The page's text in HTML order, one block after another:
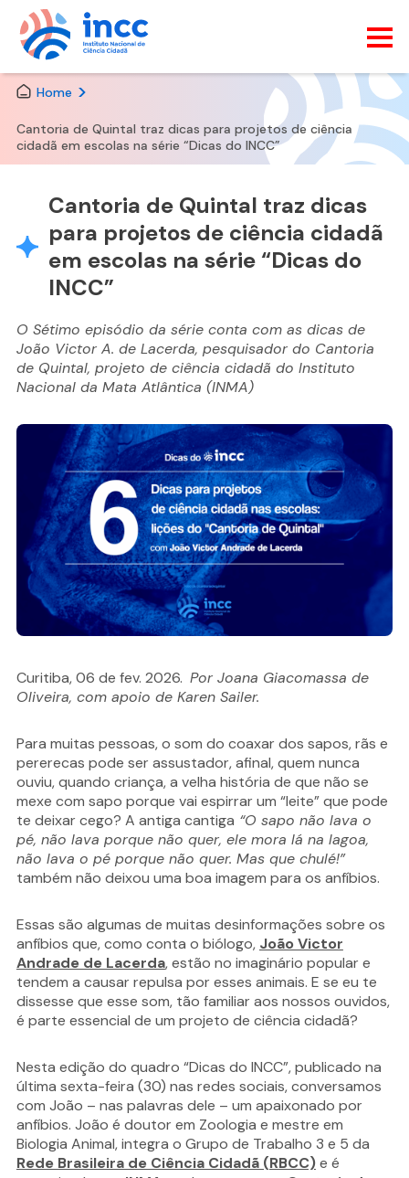
Skip
the
content
Home
Cantoria de Quintal traz dicas para projetos de ciência
cidadã em escolas na série “Dicas do INCC”
Cantoria de Quintal traz dicas
para projetos de ciência cidadã
em escolas na série “Dicas do
INCC”
O Sétimo episódio da série conta com as dicas de
João Victor A. de Lacerda, pesquisador do Cantoria
de Quintal, projeto de ciência cidadã do Instituto
Nacional da Mata Atlântica (INMA)
Curitiba, 06 de fev. 2026. Por Joana Giacomassa de
Oliveira, com apoio de Karen Sailer.
Para muitas pessoas, o som do coaxar dos sapos, rãs e
pererecas pode ser assustador, afinal, quem nunca
ouviu, quando criança, a velha história de que não se
mexe com sapo porque vai espirrar um “leite” que pode
te deixar cego? A antiga cantiga “O sapo não lava o
pé, não lava porque não quer, ele mora lá na lagoa,
não lava o pé porque não quer. Mas que chulé!”
também não deixou uma boa imagem para os anfíbios.
Essas são algumas de muitas desinformações sobre os
anfíbios que, como conta o biólogo, João Victor
Andrade de Lacerda, estão no imaginário popular e
tendem a causar repulsa por esses animais. E se eu te
dissesse que esse som, tão familiar aos nossos ouvidos,
é parte essencial de um projeto de ciência cidadã?
Nesta edição do quadro “Dicas do INCC”, publicado na
última sexta-feira (30) nas redes sociais, conversamos
com João – nas palavras dele – um apaixonado por
anfíbios. João é doutor em Zoologia e mestre em
Biologia Animal, integra o Grupo de Trabalho 3 e 5 da
Rede Brasileira de Ciência Cidadã (RBCC)e é